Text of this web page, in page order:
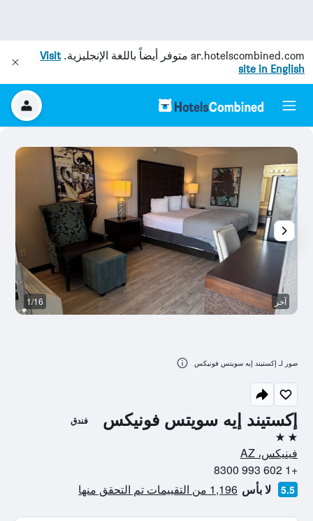
ar.hotelscombined.com متوفر أيضاً باللغة الإنجليزية.Visit
site in English
إكستيند إيه سويتس فونيكس فندق
2 نجمتين
فينيكس، AZ
+1 602 993 8300
5.5 لا بأس 1,196 من التقييمات تم التحقق منها
آخر 1/16
صور لـ إكستيند إيه سويتس فونيكس